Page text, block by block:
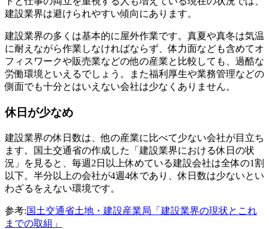
建設業界は避けられやすい傾向にあります。
建設業界の多くは基本的に屋外作業です。真夏や真冬は気温
に耐えながら作業しなければならず、体力面なども含めてオ
フィスワークや販売業などの他の産業と比較しても、過酷な
労働環境といえるでしょう。また福利厚生や業務管理などの
側面でも十分とはいえない会社は少なくありません。
休日が少なめ
建設業界の休日数は、他の産業に比べて少ない会社が目立ち
ます。国土交通省の作成した「建設業界における休日の状
況」を見ると、毎週2日以上休めている建設会社は全体の1割
以下。半分以上の会社が4週4休であり、休日数は少ないとい
わざるをえない環境です。
参考:国土交通省土地・建設産業局「建設業界の現状とこれ
までの取組」